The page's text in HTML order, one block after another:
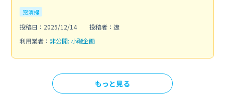
窓清掃
投稿日：2025/12/14
投稿者：遼
利用業者： 非公開: 小磯企画
もっと見る